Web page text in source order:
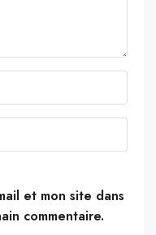
et mon site dans
commentaire.